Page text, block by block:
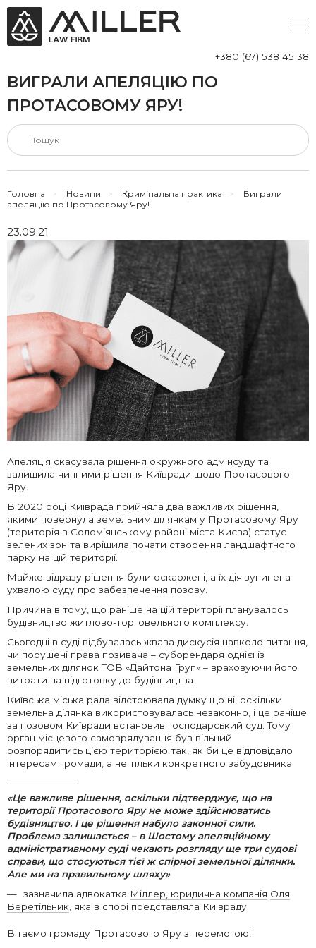
+380 (67) 538 45 38
ВИГРАЛИ АПЕЛЯЦІЮ ПО
ПРОТАСОВОМУ ЯРУ!
Головна > Новини > Кримінальна практика >
Виграли
апеляцію по Протасовому Яру!
23.09.21
Апеляція скасувала рішення окружного адмінсуду та
залишила чинними рішення Київради щодо Протасового
Яру.
В 2020 році Київрада прийняла два важливих рішення,
якими повернула земельним ділянкам у Протасовому Яру
(територія в Солом’янському районі міста Києва) статус
зелених зон та вирішила почати створення ландшафтного
парку на цій території.
Майже відразу рішення були оскаржені, а їх дія зупинена
ухвалою суду про забезпечення позову.
Причина в тому, що раніше на цій території планувалось
будівництво житлово-торговельного комплексу.
Сьогодні в суді відбувалась жвава дискусія навколо питання,
чи порушені права позивача – суборендаря однієї із
земельних ділянок ТОВ «Дайтона Груп» – враховуючи його
витрати на підготовку до будівництва.
Київська міська рада відстоювала думку що ні, оскільки
земельна ділянка використовувалась незаконно, і це раніше
за позовом Київради встановив господарський суд. Тому
орган місцевого самоврядування був вільний
розпорядитись цією територією так, як би це відповідало
інтересам громади, а не тільки конкретного забудовника.
«Це важливе рішення, оскільки підтверджує, що на
території Протасового Яру не може здійснюватись
будівництво. І це рішення набуло законної сили.
Проблема залишається – в Шостому апеляційному
адміністративному суді чекають розгляду ще три судові
справи, що стосуються тієї ж спірної земельної ділянки.
Але ми на правильному шляху»
зазначила адвокатка Міллер, юридична компанія Оля
Веретільник, яка в спорі представляла Київраду.
Вітаємо громаду Протасового Яру з перемогою!